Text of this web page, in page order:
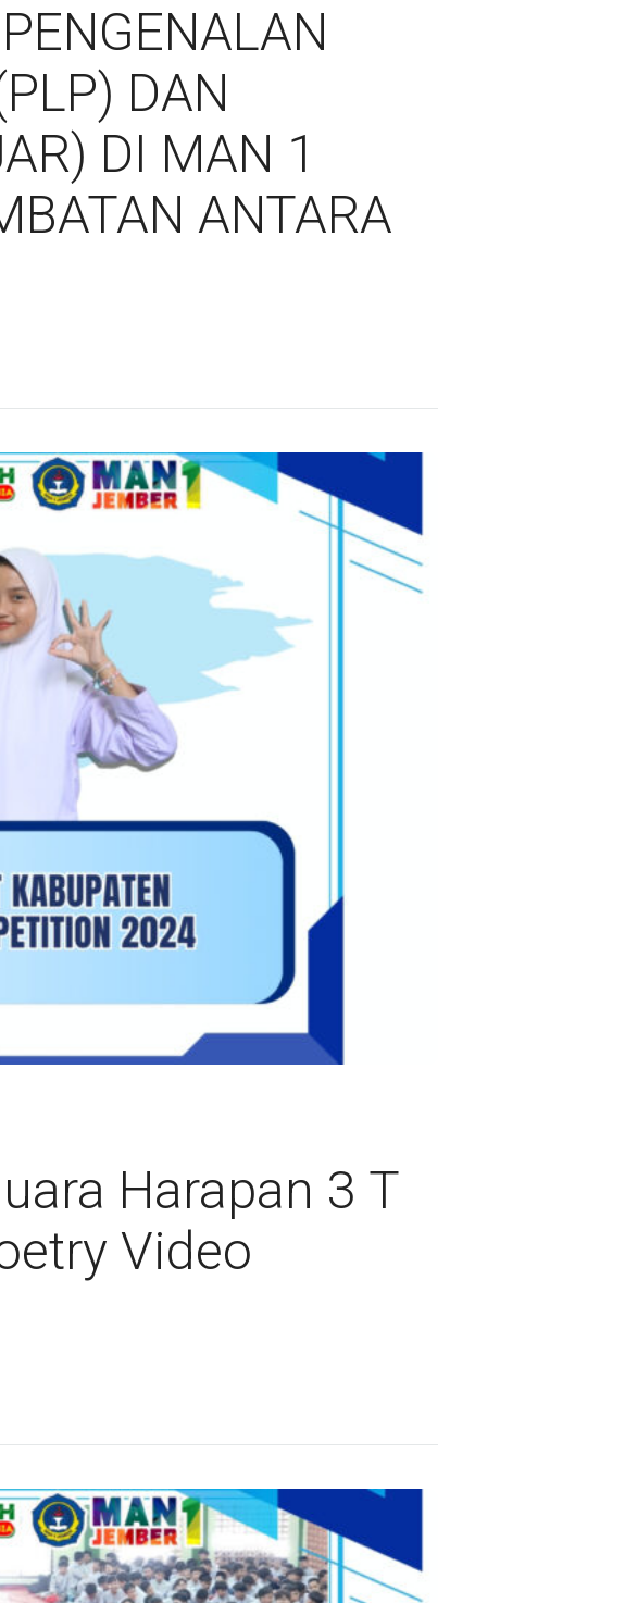
DAN
DI MAN 1
ANTARA
Harapan 3 T
Video